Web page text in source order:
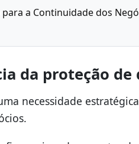
a Continuidade dos
da proteção de
necessidade